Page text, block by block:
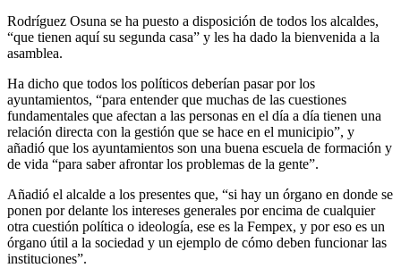
Rodríguez Osuna se ha puesto a disposición de todos los alcaldes,
“que tienen aquí su segunda casa” y les ha dado la bienvenida a la
asamblea.
Ha dicho que todos los políticos deberían pasar por los
ayuntamientos, “para entender que muchas de las cuestiones
fundamentales que afectan a las personas en el día a día tienen una
relación directa con la gestión que se hace en el municipio”, y
añadió que los ayuntamientos son una buena escuela de formación y
de vida “para saber afrontar los problemas de la gente”.
Añadió el alcalde a los presentes que, “si hay un órgano en donde se
ponen por delante los intereses generales por encima de cualquier
otra cuestión política o ideología, ese es la Fempex, y por eso es un
órgano útil a la sociedad y un ejemplo de cómo deben funcionar las
instituciones”.